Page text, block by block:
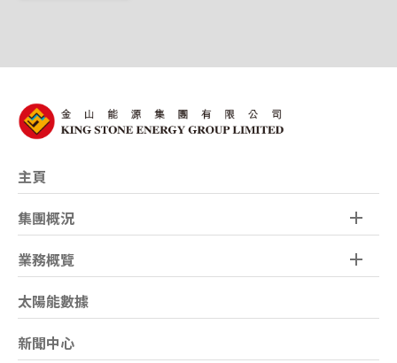
主頁
集團概況
業務概覽
太陽能數據
新聞中心